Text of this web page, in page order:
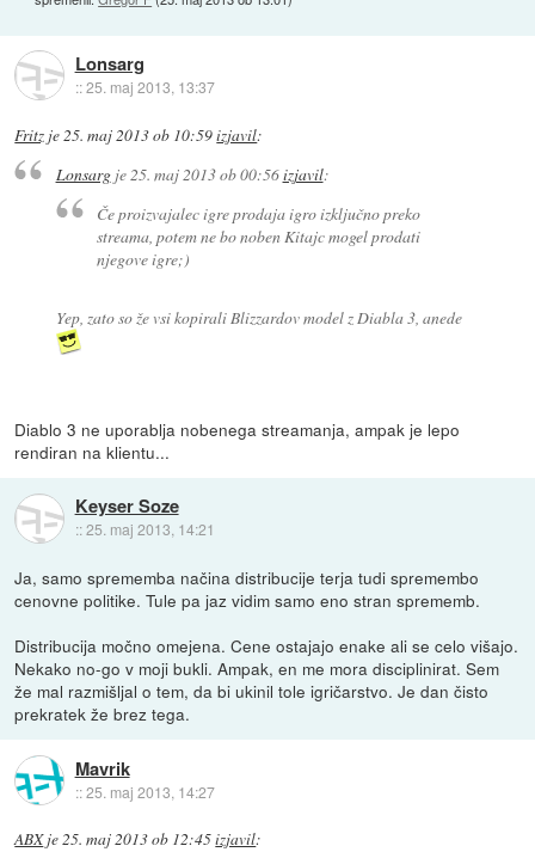
Lonsarg
::25. maj 2013, 13:37
Fritz je25. maj 2013 ob 10:59izjavil:
Lonsargje25. maj 2013 ob 00:56izjavil:
Če proizvajalec igre prodaja igro izključno preko
streama, potem ne bo noben Kitajc mogel prodati
njegove igre;)
Yep, zato so že vsi kopirali Blizzardov model z Diabla 3, anede
Diablo 3 ne uporablja nobenega streamanja, ampak je lepo
rendiran na klientu...
Keyser Soze
::25. maj 2013, 14:21
Ja, samo sprememba načina distribucije terja tudi spremembo
cenovne politike. Tule pa jaz vidim samo eno stran sprememb.
Distribucija močno omejena. Cene ostajajo enake ali se celo višajo.
Nekako no-go v moji bukli. Ampak, en me mora disciplinirat. Sem
že mal razmišljal o tem, da bi ukinil tole igričarstvo. Je dan čisto
prekratek že brez tega.
Mavrik
::25. maj 2013, 14:27
ABXje25. maj 2013 ob 12:45izjavil: